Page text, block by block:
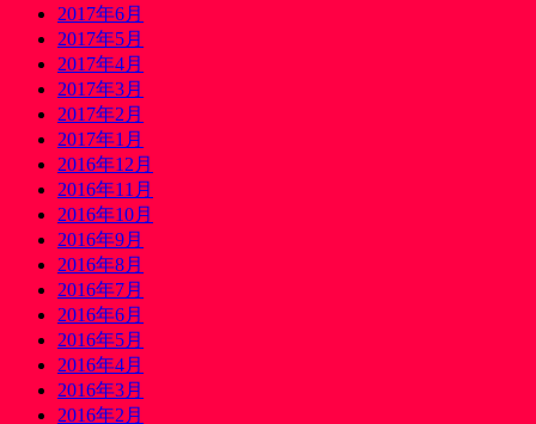
2017年6月
2017年5月
2017年4月
2017年3月
2017年2月
2017年1月
2016年12月
2016年11月
2016年10月
2016年9月
2016年8月
2016年7月
2016年6月
2016年5月
2016年4月
2016年3月
2016年2月